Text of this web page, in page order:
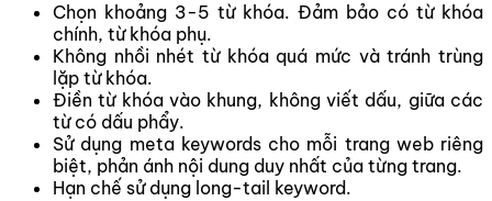
Chọn khoảng 3-5 từ khóa. Đảm bảo có từ khóa
chính, từ khóa phụ.
Không nhồi nhét từ khóa quá mức và tránh trùng
lặp từ khóa.
Điền từ khóa vào khung, không viết dấu, giữa các
từ có dấu phẩy.
Sử dụng meta keywords cho mỗi trang web riêng
biệt, phản ánh nội dung duy nhất của từng trang.
Hạn chế sử dụng long-tail keyword.